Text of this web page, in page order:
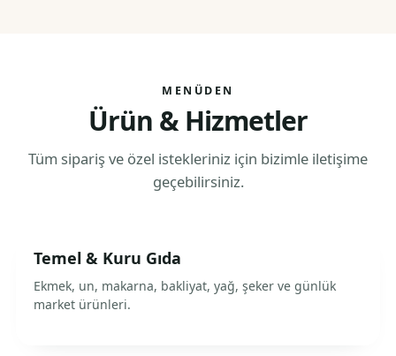
MENÜDEN
Ürün & Hizmetler
Tüm sipariş ve özel istekleriniz için bizimle iletişime
geçebilirsiniz.
Temel & Kuru Gıda
Ekmek, un, makarna, bakliyat, yağ, şeker ve günlük
market ürünleri.